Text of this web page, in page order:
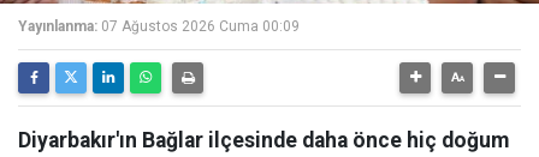
Yayınlanma: 07 Ağustos 2026 Cuma 00:09
Diyarbakır'ın Bağlar ilçesinde daha önce hiç doğum